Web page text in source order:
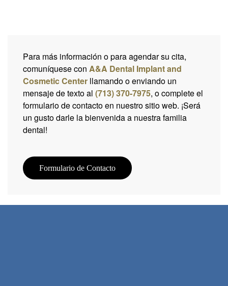
Para más información o para agendar su cita,
comuníquese con A&A Dental Implant and
Cosmetic Center llamando o enviando un
mensaje de texto al (713) 370-7975, o complete el
formulario de contacto en nuestro sitio web. ¡Será
un gusto darle la bienvenida a nuestra familia
dental!
Formulario de Contacto